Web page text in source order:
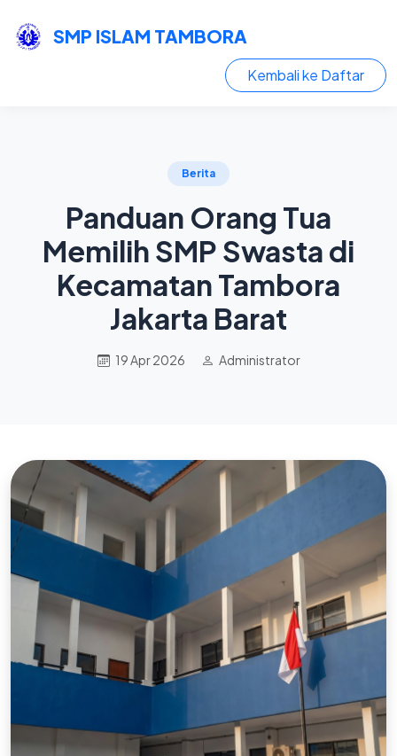
SMP ISLAM TAMBORA
Kembali ke Daftar
Berita
Panduan Orang Tua
Memilih SMP Swasta di
Kecamatan Tambora
Jakarta Barat
19 Apr 2026 Administrator